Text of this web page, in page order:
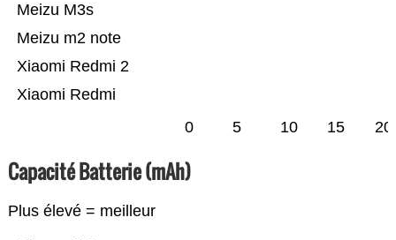
Xiaomi Redmi
Xiaomi Redmi 2
Meizu m2 note
Meizu M3s
0 5 10 15 20
Capacité Batterie (mAh)
Plus élevé = meilleur